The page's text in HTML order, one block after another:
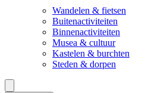
Wandelen & fietsen
Buitenactiviteiten
Binnenactiviteiten
Musea & cultuur
Kastelen & burchten
Steden & dorpen